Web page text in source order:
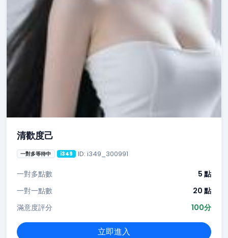
清歡度己
一對多等待中 i349 ID: i349_300991
一對多點數
5 點
一對一點數
20 點
滿意度評分
100分
立即進入